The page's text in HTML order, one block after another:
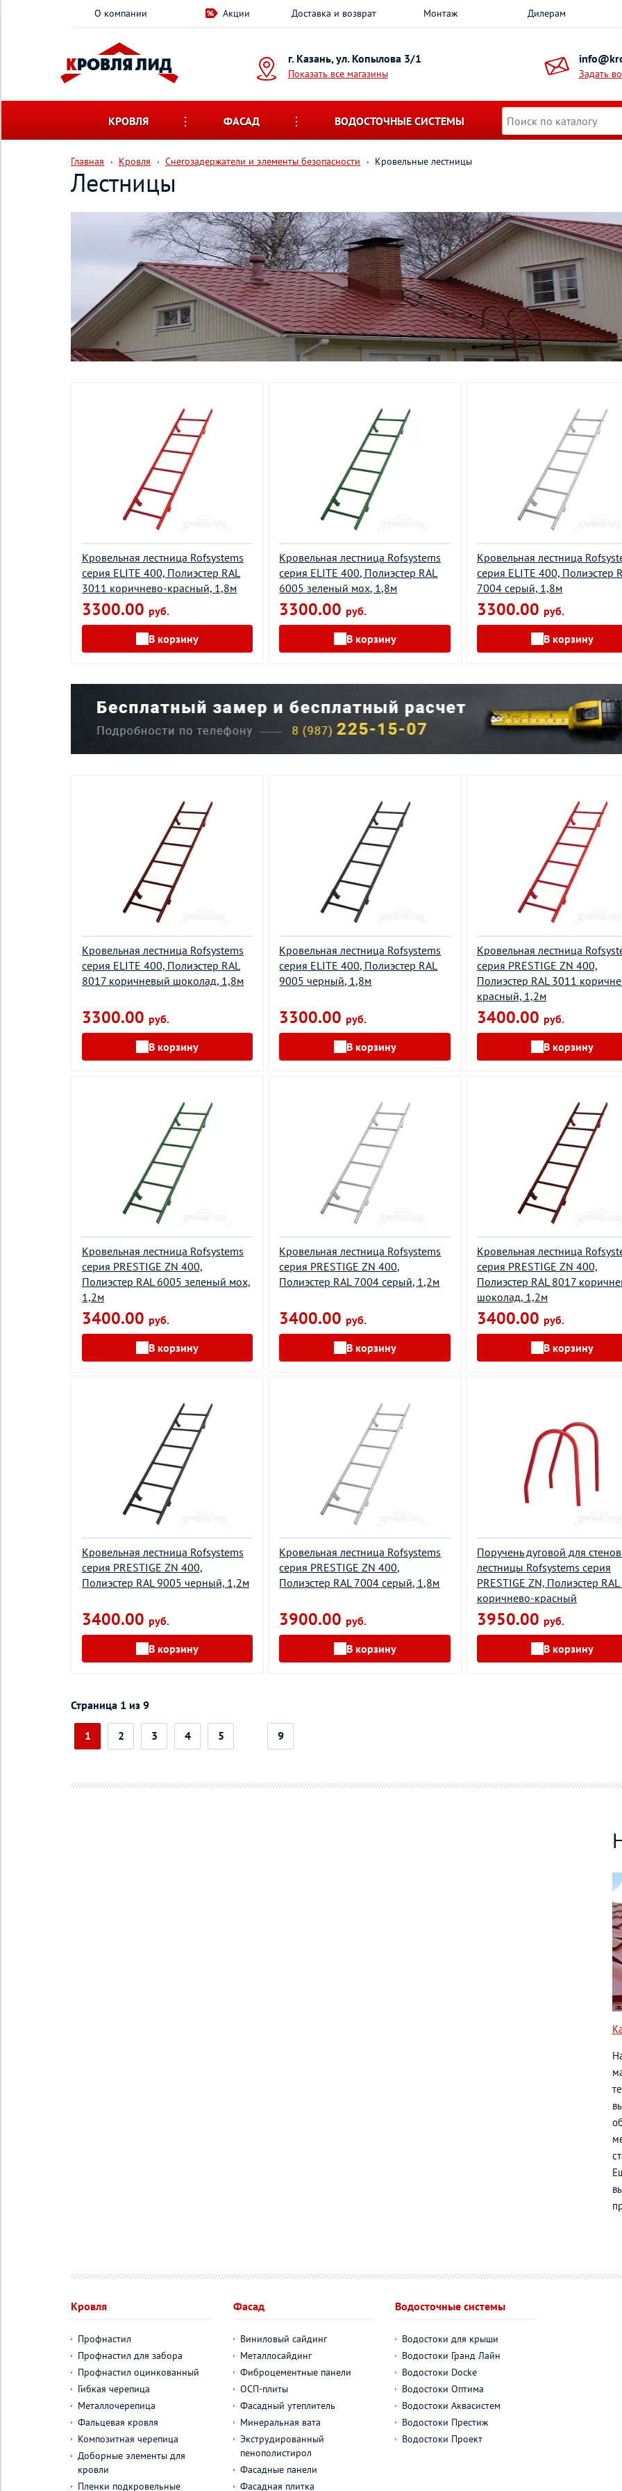
О компании Акции Доставка и возврат Монтаж Дилерам
г. Казань, ул. Копылова 3/1
Показать все магазины Задать
КРОВЛЯ ФАСАД ВОДОСТОЧНЫЕ СИСТЕМЫ
Главная Кровля Снегозадержатели и элементы безопасности Кровельные лестницы
Лестницы
Кровельная лестница Rofsystems
серия ELITE 400, Полиэстер RAL
3011 коричнево-красный, 1,8м
3300.00 руб.
В корзину
Кровельная лестница Rofsystems
серия ELITE 400, Полиэстер RAL
6005 зеленый мох, 1,8м
3300.00руб.
В корзину
Кровельная лестница
серия ELITE 400, Полиэстер
7004 серый, 1,8м
3300.00 руб.
В корзину
Кровельная лестница Rofsystems
серия ELITE 400, Полиэстер RAL
8017 коричневый шоколад, 1,8м
3300.00 руб.
В корзину
Кровельная лестница Rofsystems
серия ELITE 400, Полиэстер RAL
9005 черный, 1,8м
3300.00руб.
В корзину
Кровельная лестница
серия PRESTIGE ZN 400,
Полиэстер RAL 3011
красный, 1,2м
3400.00 руб.
В корзину
Кровельная лестница Rofsystems
серия PRESTIGE ZN 400,
Полиэстер RAL 6005 зеленый мох,
1,2м
3400.00 руб.
В корзину
Кровельная лестница Rofsystems
серия PRESTIGE ZN 400,
Полиэстер RAL 7004 серый, 1,2м
3400.00руб.
В корзину
Кровельная лестница
серия PRESTIGE ZN 400,
Полиэстер RAL 8017
шоколад, 1,2м
3400.00 руб.
В корзину
Кровельная лестница Rofsystems
серия PRESTIGE ZN 400,
Полиэстер RAL 9005 черный, 1,2м
3400.00 руб.
В корзину
Кровельная лестница Rofsystems
серия PRESTIGE ZN 400,
Полиэстер RAL 7004 серый, 1,8м
3900.00руб.
В корзину
Поручень дуговой для
лестницы Rofsystems серия
PRESTIGE ZN, Полиэстер
коричнево-красный
3950.00 руб.
В корзину
Страница 1 из 9
1 2 3 4 5 9
Кровля
Профнастил
Профнастил для забора
Профнастил оцинкованный
Гибкая черепица
Металлочерепица
Фальцевая кровля
Композитная черепица
Доборные элементы для
кровли
Пленки подкровельные
Фасад
Виниловый сайдинг
Металлосайдинг
Фиброцементные панели
ОСП-плиты
Фасадный утеплитель
Минеральная вата
Экструдированный
пенополистирол
Фасадные панели
Фасадная плитка
Водосточные системы
Водостоки для крыши
Водостоки Гранд Лайн
Водостоки Docke
Водостоки Оптима
Водостоки Аквасистем
Водостоки Престиж
Водостоки Проект